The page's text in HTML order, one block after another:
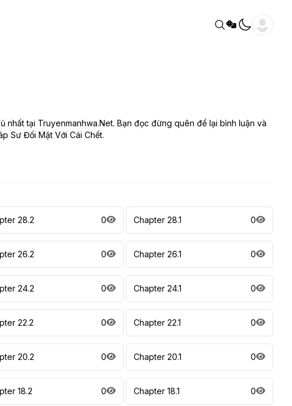
tại Truyenmanhwa.Net. Bạn đọc đừng quên để lại bình luận và
Sư Đối Mặt Với Cái Chết.
28.2 0 Chapter 28.1 0
26.2 0 Chapter 26.1 0
24.2 0 Chapter 24.1 0
22.2 0 Chapter 22.1 0
20.2 0 Chapter 20.1 0
18.2 0 Chapter 18.1 0